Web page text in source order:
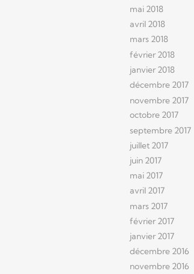
mai 2018
avril 2018
mars 2018
février 2018
janvier 2018
décembre 2017
novembre 2017
octobre 2017
septembre 2017
juillet 2017
juin 2017
mai 2017
avril 2017
mars 2017
février 2017
janvier 2017
décembre 2016
novembre 2016